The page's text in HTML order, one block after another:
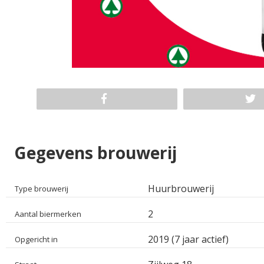
Gegevens brouwerij
Type brouwerij Huurbrouwerij
Aantal biermerken 2
Opgericht in 2019 (7 jaar actief)